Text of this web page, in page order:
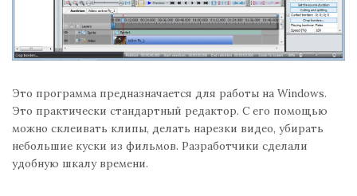
Это программа предназначается для работы на Windows.
Это практически стандартный редактор. С его помощью
можно склеивать клипы, делать нарезки видео, убирать
небольшие куски из фильмов. Разработчики сделали
удобную шкалу времени.